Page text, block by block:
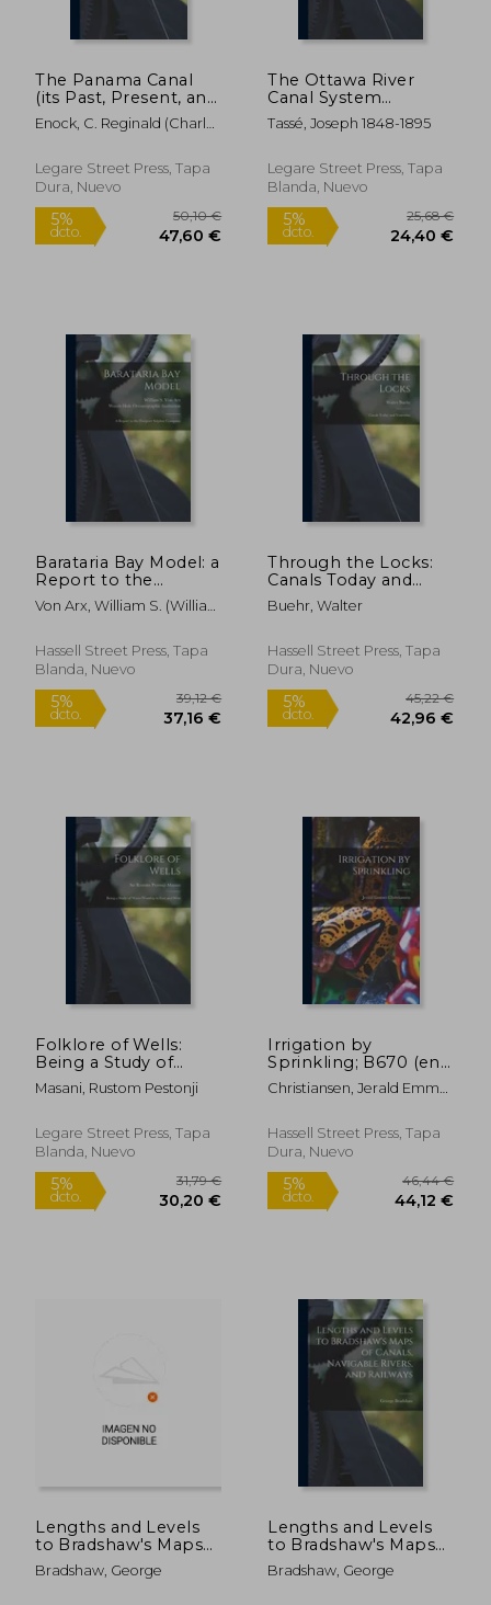
The Panama Canal
(its Past, Present, and
Future) (en Inglés)
Enock, C. Reginald (Charles
Legare Street Press, Tapa
Dura, Nuevo
5%
dcto. 47,60 €
The Ottawa River
Canal System
[microform]: Speech
Delivered by Joseph
House of Commons,
on the 20th April,
Tassé, Joseph 1848-1895
Legare Street Press, Tapa
Blanda, Nuevo
5%
dcto.
Barataria Bay Model: a
Report to the
Freeport Sulphur
Company (en Inglés)
Von Arx, William S. (William
Oceanographic Institution
Hassell Street Press, Tapa
Blanda, Nuevo
Through the Locks:
Canals Today and
Yesterday (en Inglés)
Buehr, Walter
Hassell Street Press, Tapa
Dura, Nuevo
5%
Folklore of Wells:
Being a Study of
Water-worship in
East and West (en
Masani, Rustom Pestonji
Legare Street Press, Tapa
Blanda, Nuevo
Irrigation by
Sprinkling; B670 (en
Inglés)
Christiansen, Jerald Emmet
Hassell Street Press, Tapa
Dura, Nuevo
Lengths and Levels
to Bradshaw's Maps
of Canals, Navigable
Rivers, and Railways
Bradshaw, George
Lengths and Levels
to Bradshaw's Maps
of Canals, Navigable
Rivers, and Railways
Bradshaw, George